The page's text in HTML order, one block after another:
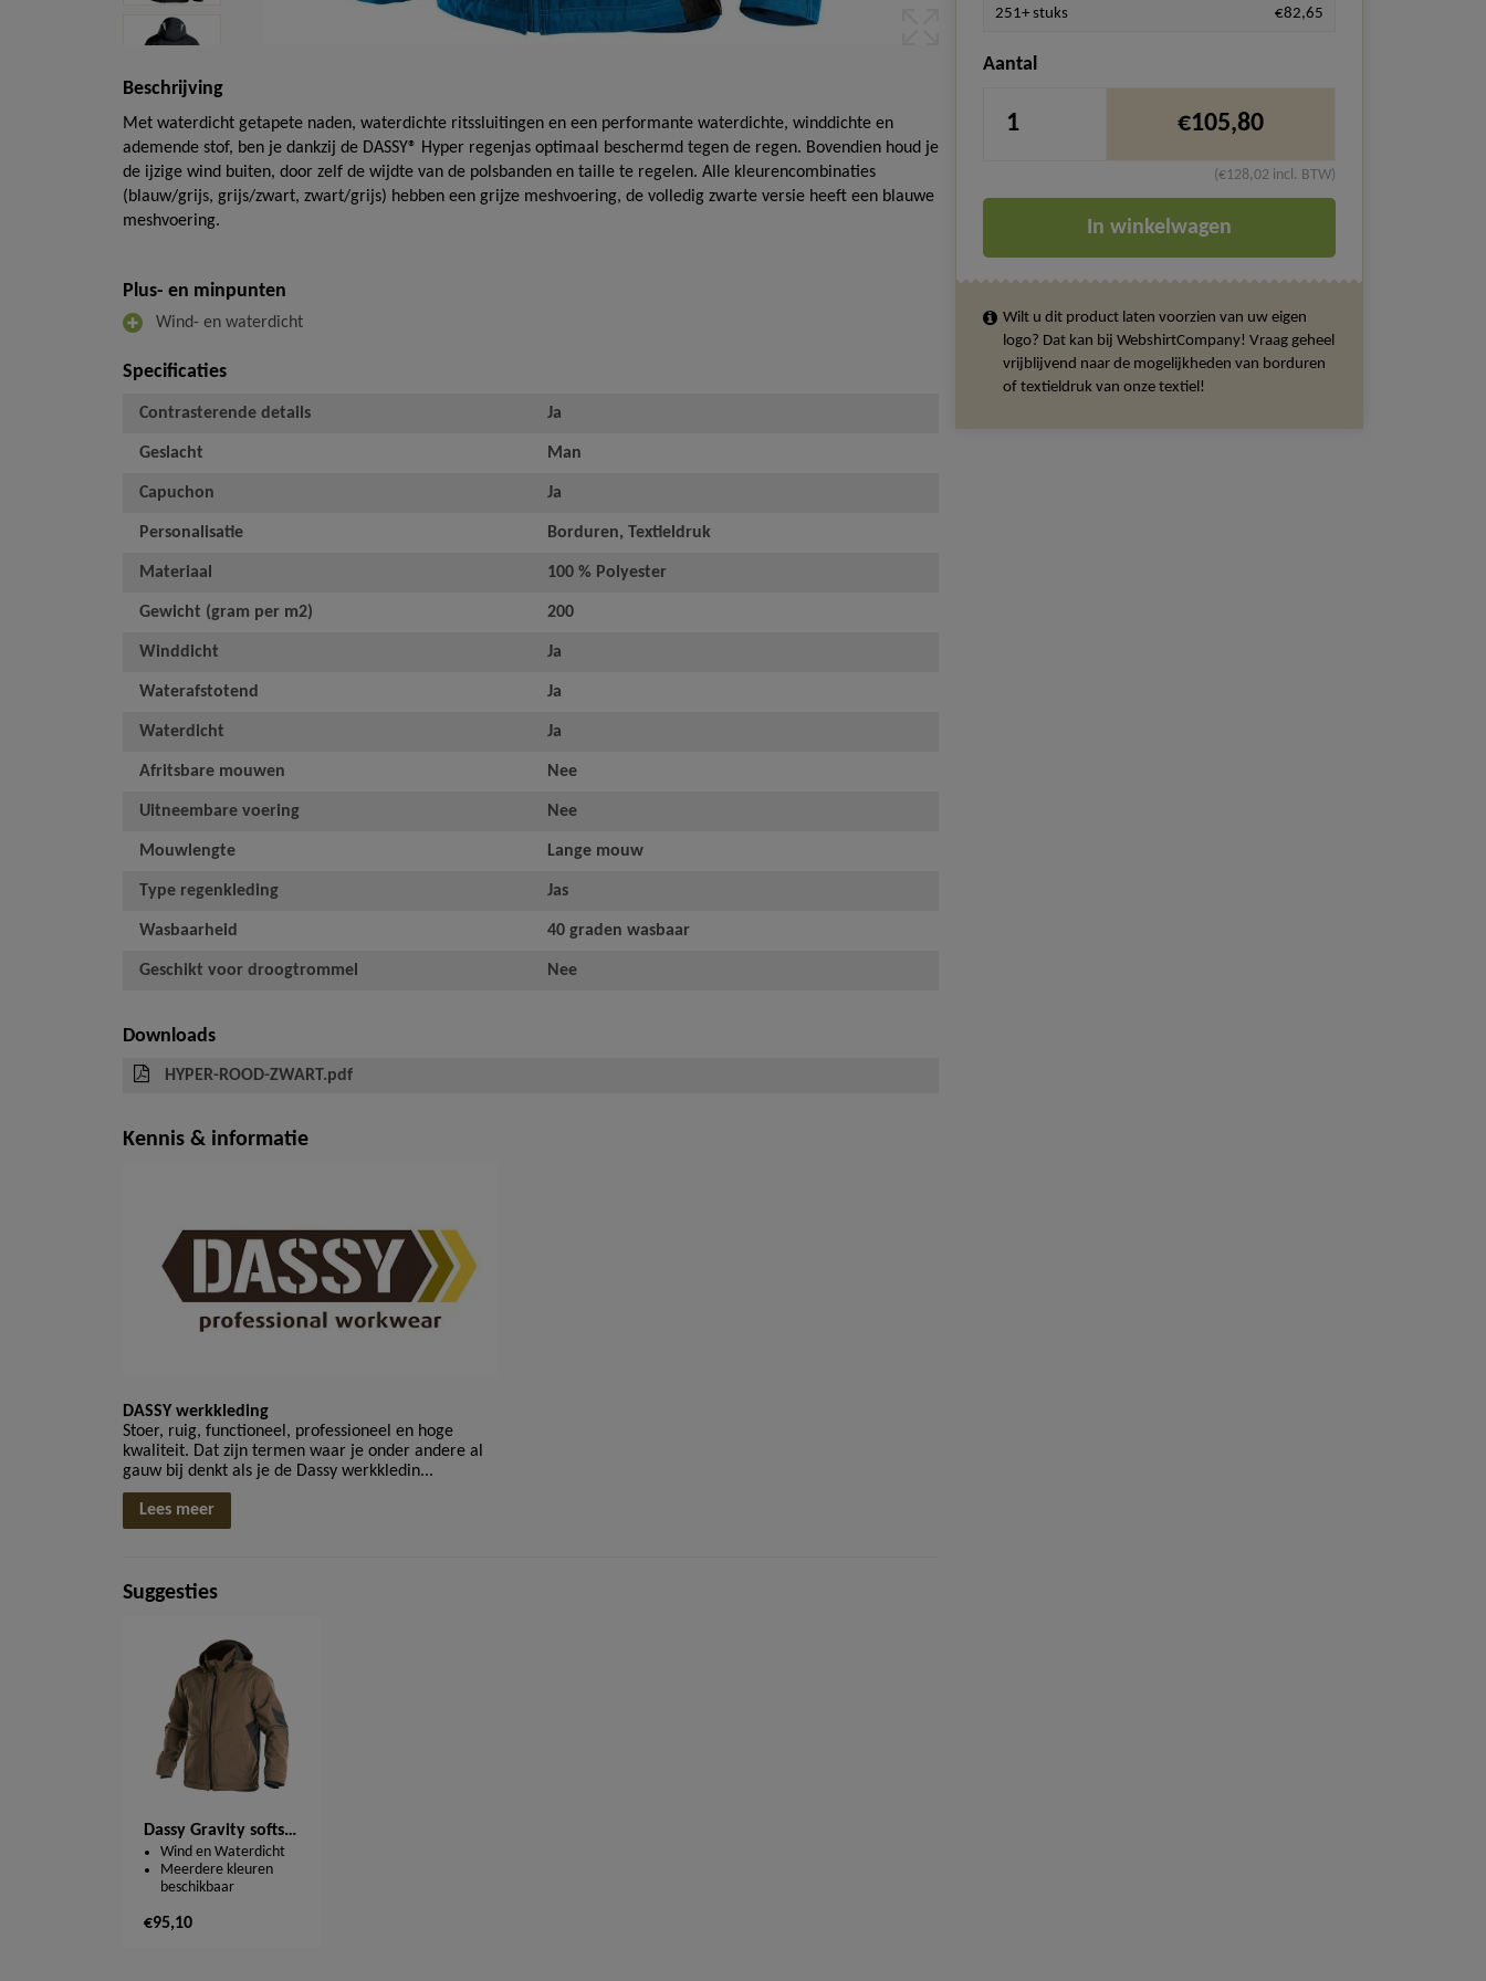
Beschrijving
Met waterdicht getapete naden, waterdichte ritssluitingen en een performante waterdichte, winddichte en
ademende stof, ben je dankzij de DASSY® Hyper regenjas optimaal beschermd tegen de regen. Bovendien houd je
de ijzige wind buiten, door zelf de wijdte van de polsbanden en taille te regelen. Alle kleurencombinaties
(blauw/grijs, grijs/zwart, zwart/grijs) hebben een grijze meshvoering, de volledig zwarte versie heeft een blauwe
meshvoering.
Plus- en minpunten
Wind- en waterdicht
Specificaties
Contrasterende details Ja
Geslacht Man
Capuchon Ja
Personalisatie Borduren, Textieldruk
Materiaal 100 % Polyester
Gewicht (gram per m2) 200
Winddicht Ja
Waterafstotend Ja
Waterdicht Ja
Afritsbare mouwen Nee
Uitneembare voering Nee
Mouwlengte Lange mouw
Type regenkleding Jas
Wasbaarheid 40 graden wasbaar
Geschikt voor droogtrommel Nee
Downloads
HYPER-ROOD-ZWART.pdf
Kennis & informatie
DASSY werkkleding
Stoer, ruig, functioneel, professioneel en hoge
kwaliteit. Dat zijn termen waar je onder andere al
gauw bij denkt als je de Dassy werkkledin...
Lees meer
Suggesties
Dassy Gravity softshell vest 300396
€95,10
Wind en Waterdicht
Meerdere kleuren
beschikbaar
251+ stuks €82,65
Aantal
€105,80
(€128,02 incl. BTW)
In winkelwagen
Wilt u dit product laten voorzien van uw eigen
logo? Dat kan bij WebshirtCompany! Vraag geheel
vrijblijvend naar de mogelijkheden van borduren
of textieldruk van onze textiel!